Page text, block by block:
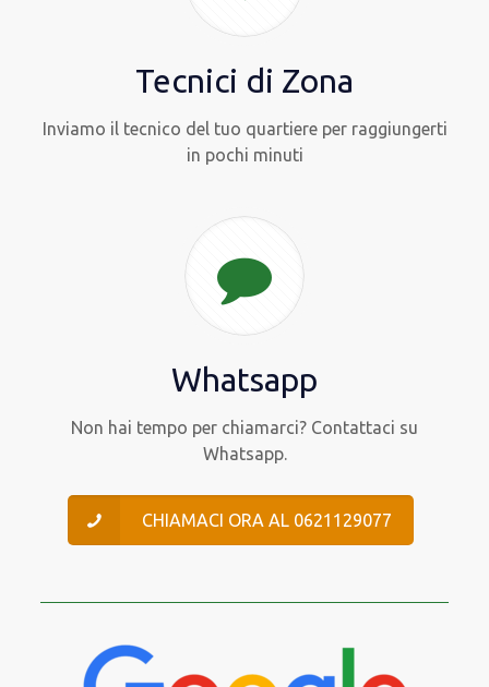
Tecnici di Zona
Inviamo il tecnico del tuo quartiere per raggiungerti
in pochi minuti
Whatsapp
Non hai tempo per chiamarci? Contattaci su
Whatsapp.
CHIAMACI ORA AL 0621129077